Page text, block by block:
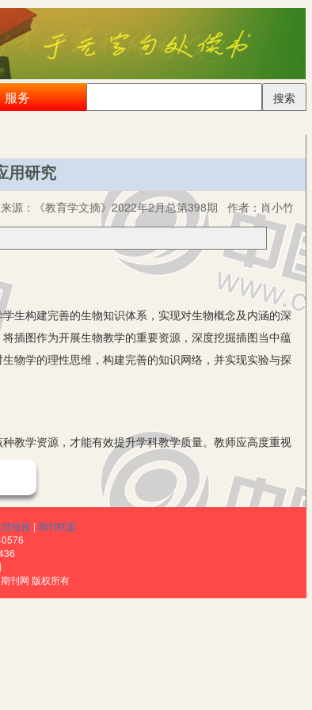
服务
搜索
用研究
来源： 《教育学文摘》2022年2月总第398期 作者： 肖小竹
构建完善的生物知识体系，实现对生物概念及内涵的深
插图作为开展生物教学的重要资源，深度挖掘插图当中蕴
物学的理性思维，构建完善的知识网络，并实现实验与探
学资源，才能有效提升学科教学质量。教师应高度重视
，教育价值极为深厚。尤其对人教版教材来说，对各个
注重生物知识同学生日常生活的联系，插图的数量与类型
发学生学习生物知识的兴趣，较好实现课堂导入，促使预
学习生物知识的兴趣，并引发学生深度思考，较好实现深
情链接 | 期刊联盟
刊网 版权所有